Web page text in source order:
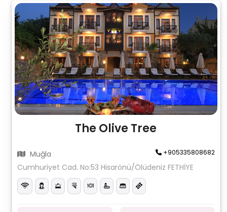
The Olive Tree
Muğla +905335808682
Cumhuriyet Cad. No:53 Hisarönü/Ölüdeniz FETHİYE